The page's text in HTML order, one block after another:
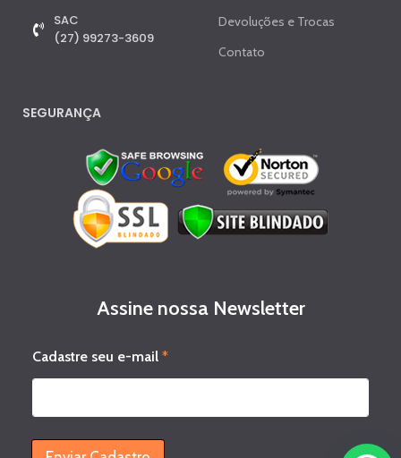
SAC
(27) 99273-3609
Devoluções e Trocas
Contato
SEGURANÇA
Assine nossa Newsletter
-
m
i
s
Cadastre seu e-mail*